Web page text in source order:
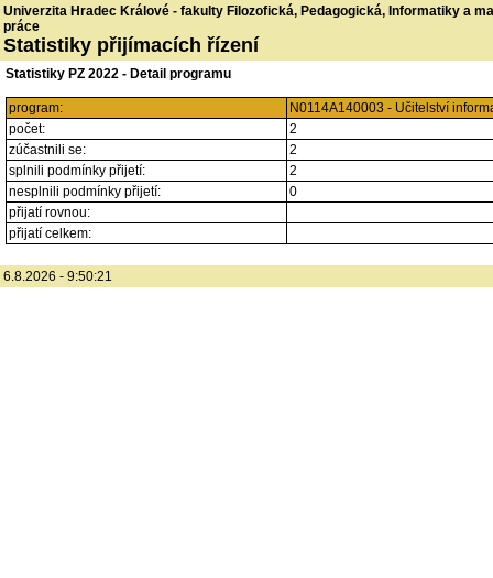
Univerzita Hradec Králové - fakulty Filozofická, Pedagogická, Informatiky a
práce
Statistiky přijímacích řízení
Statistiky PZ 2022 - Detail programu
program:
N0114A140003 - Učitelství
počet:
2
zúčastnili se:
2
splnili podmínky přijetí:
2
nesplnili podmínky přijetí:
0
přijatí rovnou:
přijatí celkem:
6.8.2026 - 9:50:21